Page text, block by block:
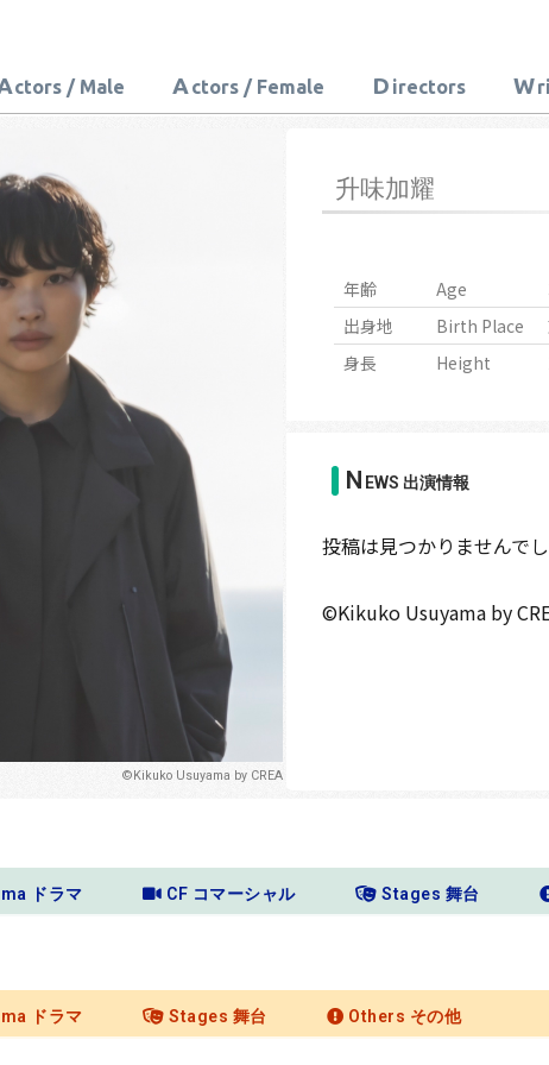
ctors / Male A ctors / Female D irectors W
©Kikuko Usuyama by CREA
升味加耀
年齢 Age
出身地
Birth Place
身長
Height
N EWS 出演情報
投稿は見つかりませんで
©Kikuko Usuyama by
ドラマ CF コマーシャル Stages 舞台
ドラマ Stages 舞台 Others その他